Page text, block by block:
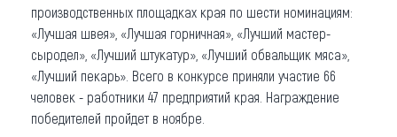
производственных площадках края по шести номинациям:
«Лучшая швея», «Лучшая горничная», «Лучший мастер-
сыродел», «Лучший штукатур», «Лучший обвальщик мяса»,
«Лучший пекарь». Всего в конкурсе приняли участие 66
человек - работники 47 предприятий края. Награждение
победителей пройдет в ноябре.